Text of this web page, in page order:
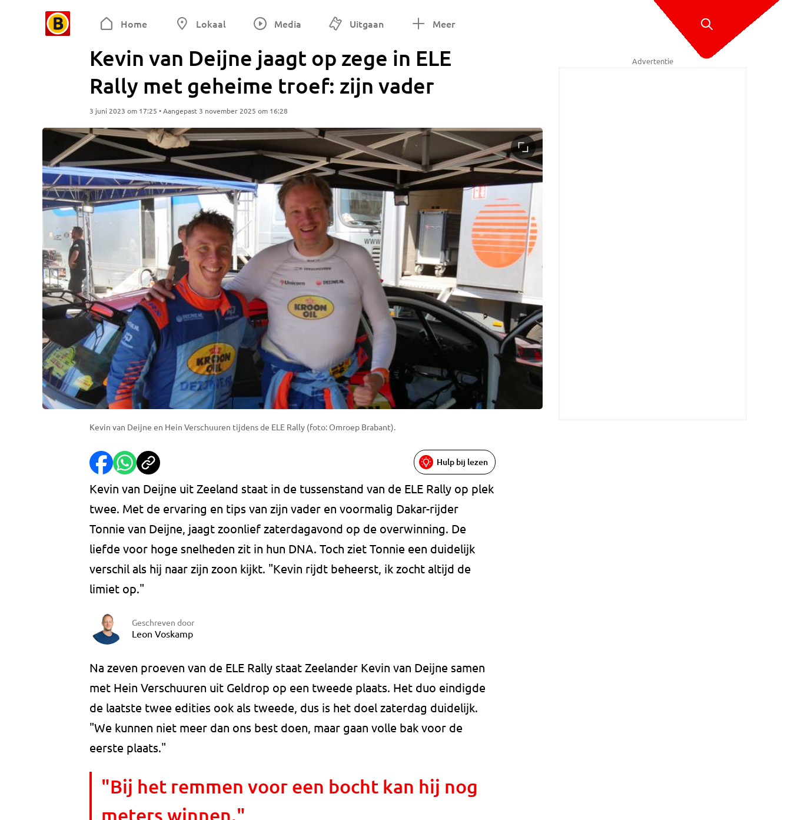
Home Lokaal Media Uitgaan Meer
Kevin van Deijne jaagt op zege in ELE
Rally met geheime troef: zijn vader
3 juni 2023 om 17:25 • Aangepast 3 november 2025 om 16:28
Kevin van Deijne en Hein Verschuuren tijdens de ELE Rally (foto: Omroep Brabant).
Hulp bij lezen
Kevin van Deijne uit Zeeland staat in de tussenstand van de ELE Rally op plek
twee. Met de ervaring en tips van zijn vader en voormalig Dakar-rijder
Tonnie van Deijne, jaagt zoonlief zaterdagavond op de overwinning. De
liefde voor hoge snelheden zit in hun DNA. Toch ziet Tonnie een duidelijk
verschil als hij naar zijn zoon kijkt. "Kevin rijdt beheerst, ik zocht altijd de
limiet op."
Geschreven door
Leon Voskamp
Na zeven proeven van de ELE Rally staat Zeelander Kevin van Deijne samen
met Hein Verschuuren uit Geldrop op een tweede plaats. Het duo eindigde
de laatste twee edities ook als tweede, dus is het doel zaterdag duidelijk.
"We kunnen niet meer dan ons best doen, maar gaan volle bak voor de
eerste plaats."
"Bij het remmen voor een bocht kan hij nog
meters winnen."
Advertentie